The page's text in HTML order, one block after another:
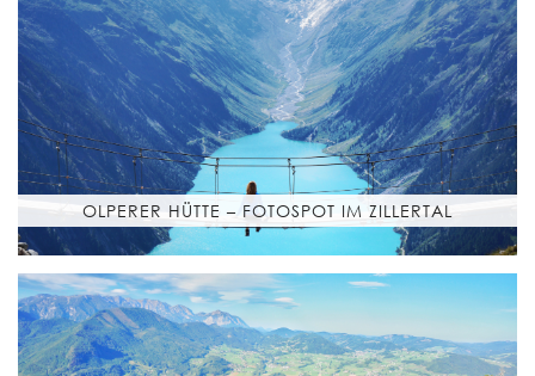
OLPERER HÜTTE – FOTOSPOT IM ZILLERTAL